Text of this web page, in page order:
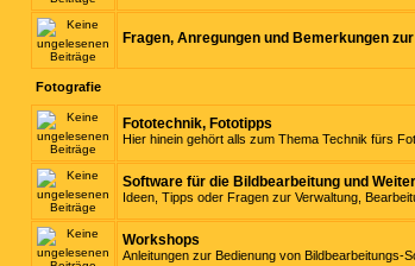
Fragen, Anregungen und Bemerkungen
Fotografie
Fototechnik, Fototipps
Hier hinein gehört alls zum Thema Technik fürs
Software für die Bildbearbeitung und
Ideen, Tipps oder Fragen zur Verwaltung,
Workshops
Anleitungen zur Bedienung von Bildbearbeitungs-